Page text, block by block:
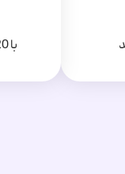
با 20 سال تجربه در حوزه هاستینگ